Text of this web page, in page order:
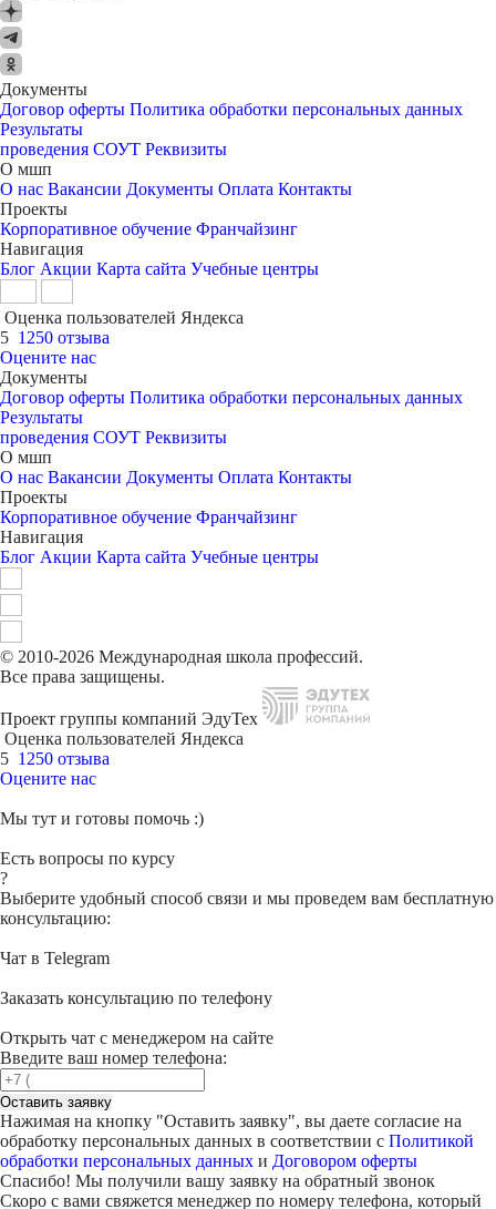
Документы
Договор оферты Политика обработки персональных данных
Результаты
проведения СОУТ Реквизиты
О мшп
О нас Вакансии Документы Оплата Контакты
Проекты
Корпоративное обучение Франчайзинг
Навигация
Блог Акции Карта сайта Учебные центры
Оценка пользователей Яндекса
5 1250 отзыва
Оцените нас
Документы
Договор оферты Политика обработки персональных данных
Результаты
проведения СОУТ Реквизиты
О мшп
О нас Вакансии Документы Оплата Контакты
Проекты
Корпоративное обучение Франчайзинг
Навигация
Блог Акции Карта сайта Учебные центры
© 2010-2026 Международная школа профессий.
Все права защищены.
Проект группы компаний ЭдуТех
Оценка пользователей Яндекса
5 1250 отзыва
Оцените нас
Мы тут и готовы помочь :)
Есть вопросы по курсу
?
Выберите удобный способ связи и мы проведем вам бесплатную
консультацию:
Чат в Telegram
Заказать консультацию по телефону
Открыть чат с менеджером на сайте
Введите ваш номер телефона:
Оставить заявку
Нажимая на кнопку "Оставить заявку", вы даете согласие на
обработку персональных данных в соответствии с Политикой
обработки персональных данных и Договором оферты
Спасибо! Мы получили вашу заявку на обратный звонок
Скоро с вами свяжется менеджер по номеру телефона, который